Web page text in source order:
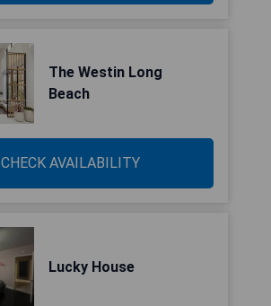
The Westin Long
Beach
CHECK AVAILABILITY
Lucky House